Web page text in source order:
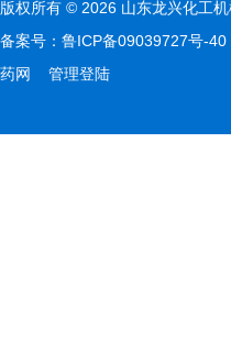
版权所有 © 2026 山东龙兴化工
备案号： 鲁ICP备09039727号-40
药网
管理登陆